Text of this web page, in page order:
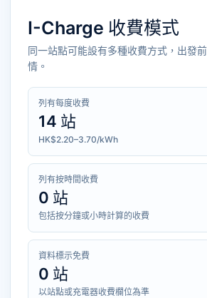
I-Charge 收費模式
同一站點可能設有多種收費方式，出發
情。
列有每度收費
14 站
HK$2.20–3.70/kWh
列有按時間收費
0 站
包括按分鐘或小時計算的收費
資料標示免費
0 站
以站點或充電器收費欄位為準